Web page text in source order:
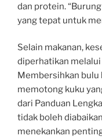
dan protein.
yang tepat untuk
Selain makanan,
diperhatikan
Membersihkan bulu
memotong kuku
dari Panduan
tidak boleh
menekankan